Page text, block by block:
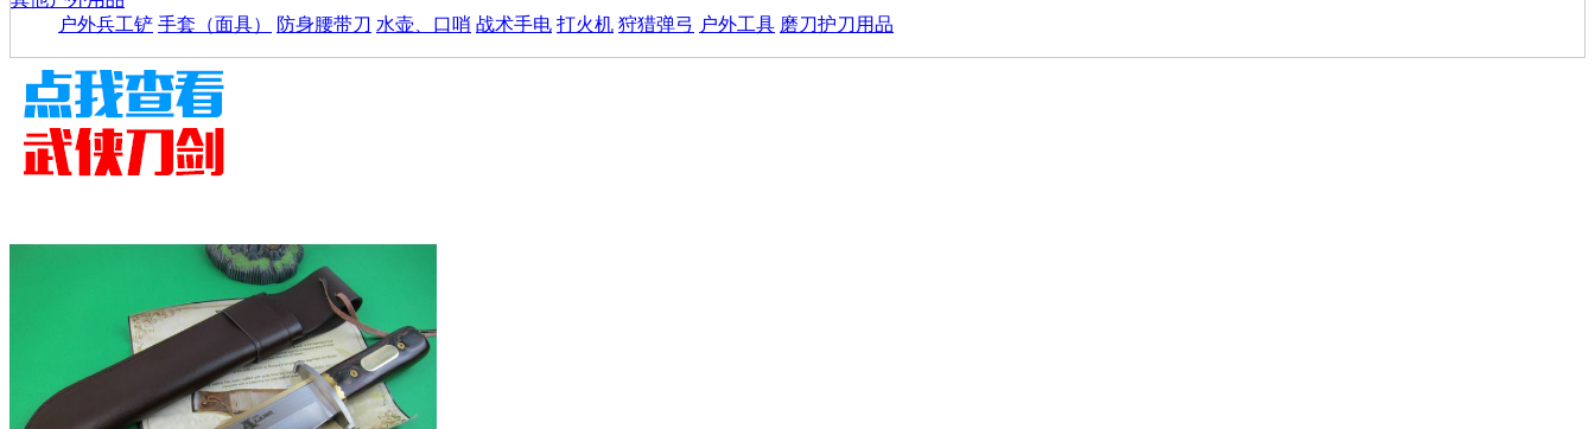
户外兵工铲 手套（面具） 防身腰带刀 水壶、口哨 战术手电 打火机 狩猎弹弓 户外工具 磨刀护刀用品